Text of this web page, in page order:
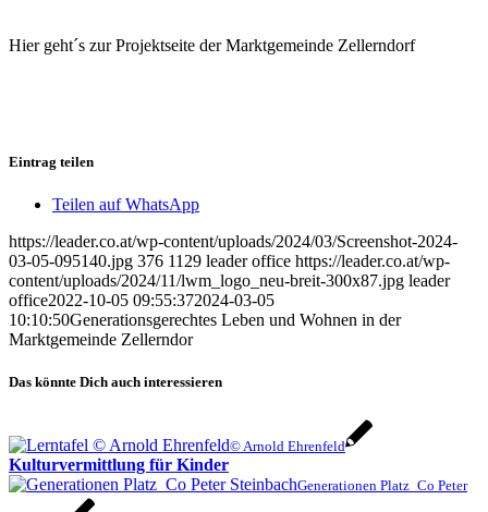
Hier geht´s zur Projektseite der Marktgemeinde Zellerndorf
Eintrag teilen
Teilen auf WhatsApp
https://leader.co.at/wp-content/uploads/2024/03/Screenshot-2024-
03-05-095140.jpg 376 1129 leader office https://leader.co.at/wp-
content/uploads/2024/11/lwm_logo_neu-breit-300x87.jpg leader
office2022-10-05 09:55:372024-03-05
10:10:50Generationsgerechtes Leben und Wohnen in der
Marktgemeinde Zellerndor
Das könnte Dich auch interessieren
© Arnold Ehrenfeld
Kulturvermittlung für Kinder
Generationen Platz_Co Peter